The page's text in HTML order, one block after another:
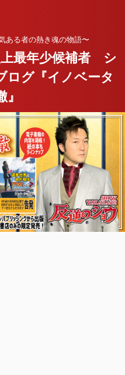
ある者の熱き魂の物語〜
上最年少候補者 シ
ログ『イノベータ